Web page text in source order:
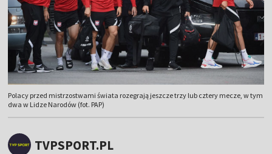
Polacy przed mistrzostwami świata rozegrają jeszcze trzy lub cztery mecze, w tym
dwa w Lidze Narodów (fot. PAP)
TVPSPORT.PL